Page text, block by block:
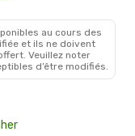
au cours des
et ils ne doivent
Veuillez noter
d’être modifiés.